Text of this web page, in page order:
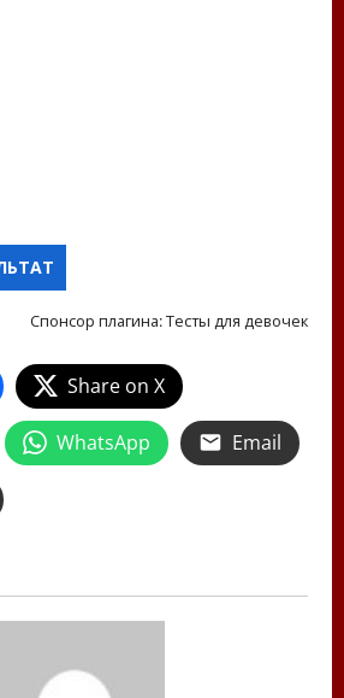
Спонсор плагина:Тесты для девочек
Share on X
WhatsApp Email